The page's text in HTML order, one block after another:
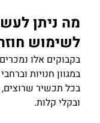
מה ניתן
לשימוש
בקבוקים אלו
במגוון חנויות
בכל תכשיר
ובקלי קלות.